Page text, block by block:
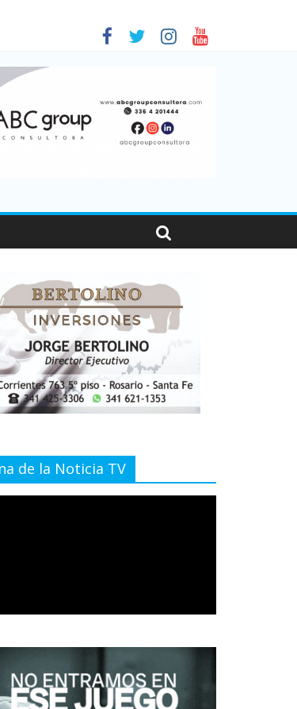
por el país, un 5,9% más que en 2025
de la Noticia TV